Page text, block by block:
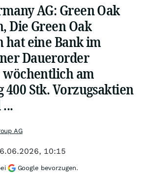
AG: Green Oak
Die Green Oak
hat eine Bank im
Dauerorder
am
400 Stk. Vorzugsaktien
AG
10:15
Google bevorzugen.